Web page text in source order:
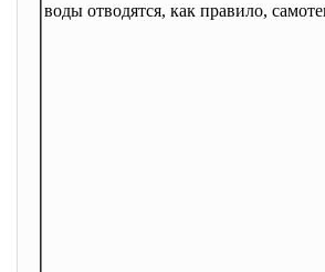
воды отводятся, как правило,